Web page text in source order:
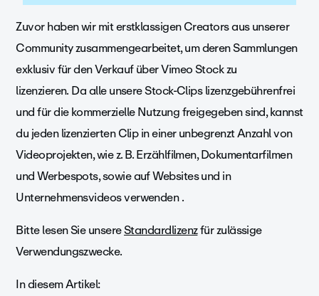
Zuvor haben wir mit erstklassigen Creators aus unserer
Community zusammengearbeitet, um deren Sammlungen
exklusiv für den Verkauf über Vimeo Stock zu
lizenzieren.Da alle unsere Stock-Clips lizenzgebührenfrei
und für die kommerzielle Nutzung freigegeben sind, kannst
du jeden lizenzierten Clip in einer unbegrenzt Anzahl von
Videoprojekten, wie z. B. Erzählfilmen, Dokumentarfilmen
und Werbespots, sowie auf Websites und in
Unternehmensvideos verwenden .
Bitte lesen Sie unsereStandardlizenzfür zulässige
Verwendungszwecke.
In diesem Artikel: